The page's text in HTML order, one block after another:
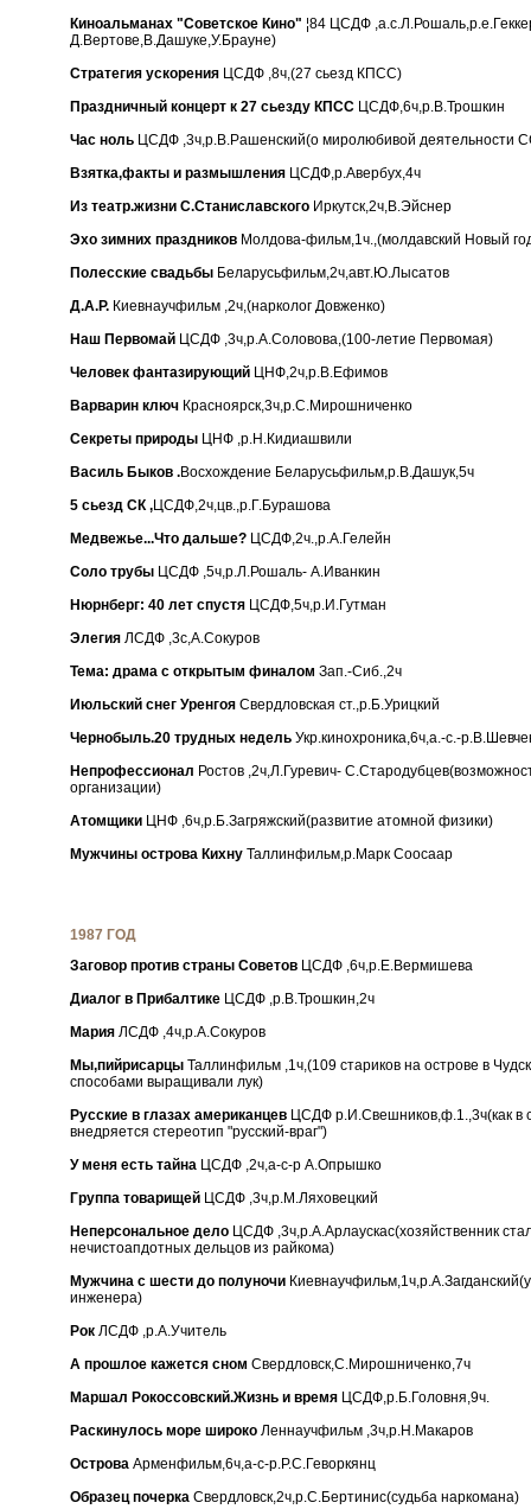
Киноальманах "Советское Кино" ¦84 ЦСДФ
Д.Вертове,В.Дашуке,У.Брауне)
Стратегия ускорения ЦСДФ ,8ч,(27 сьезд КПСС)
Праздничный концерт к 27 сьезду КПСС ЦСДФ,6ч,р.В.Трошкин
Час ноль ЦСДФ ,3ч,р.В.Рашенский(о миролюбивой деятельности
Взятка,факты и размышления ЦСДФ,р.Авербух,4ч
Из театр.жизни С.Станиславского Иркутск,2ч,В.Эйснер
Эхо зимних праздников Молдова-фильм,1ч.,(молдавский Новый
Полесские свадьбы Беларусьфильм,2ч,авт.Ю.Лысатов
Д.А.Р. Киевнаучфильм ,2ч,(нарколог Довженко)
Наш Первомай ЦСДФ ,3ч,р.А.Соловова,(100-летие Первомая)
Человек фантазирующий ЦНФ,2ч,р.В.Ефимов
Варварин ключ Красноярск,3ч,р.С.Мирошниченко
Секреты природы ЦНФ ,р.Н.Кидиашвили
Василь Быков .Восхождение Беларусьфильм,р.В.Дашук,5ч
5 сьезд СК ,ЦСДФ,2ч,цв.,р.Г.Бурашова
Медвежье...Что дальше? ЦСДФ,2ч.,р.А.Гелейн
Соло трубы ЦСДФ ,5ч,р.Л.Рошаль- А.Иванкин
Нюрнберг: 40 лет спустя ЦСДФ,5ч,р.И.Гутман
Элегия ЛСДФ ,3с,А.Сокуров
Тема: драма с открытым финалом Зап.-Сиб.,2ч
Июльский снег Уренгоя Свердловская ст.,р.Б.Урицкий
Чернобыль.20 трудных недель Укр.кинохроника,6ч,а.-с.-
Непрофессионал Ростов ,2ч,Л.Гуревич-
организации)
Атомщики ЦНФ ,6ч,р.Б.Загряжский(развитие атомной физики)
Мужчины острова Кихну Таллинфильм,р.Марк Соосаар
1987 ГОД
Заговор против страны Советов ЦСДФ ,6ч,р.Е.Вермишева
Диалог в Прибалтике ЦСДФ ,р.В.Трошкин,2ч
Мария ЛСДФ ,4ч,р.А.Сокуров
Мы,пийрисарцы Таллинфильм ,1ч,(109 стариков на острове в
способами выращивали лук)
Русские в глазах американцев ЦСДФ р.И.Свешников,ф.1.,3ч(как в
внедряется стереотип "русский-враг")
У меня есть тайна ЦСДФ ,2ч,а-с-р А.Опрышко
Группа товарищей ЦСДФ ,3ч,р.М.Ляховецкий
Неперсональное дело ЦСДФ ,3ч,р.А.Арлаускас(хозяйственник
нечистоапдотных дельцов из райкома)
Мужчина с шести до полуночи
инженера)
Рок ЛСДФ ,р.А.Учитель
А прошлое кажется сном Свердловск,С.Мирошниченко,7ч
Маршал Рокоссовский.Жизнь и время ЦСДФ,р.Б.Головня,9ч.
Раскинулось море широко Леннаучфильм ,3ч,р.Н.Макаров
Острова Арменфильм,6ч,а-с-р.Р.С.Геворкянц
Образец почерка Свердловск,2ч,р.С.Бертинис(судьба наркомана)